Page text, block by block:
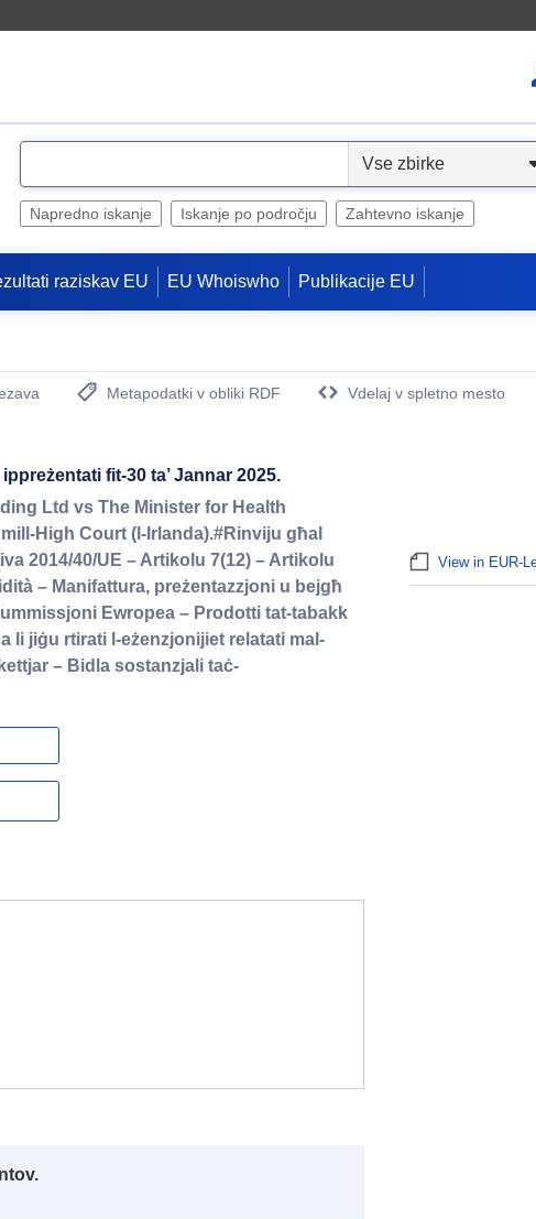
e
Napredno iskanje Iskanje po področju Zahtevno iskanje
raziskav EU EU Whoiswho Publikacije EU
Metapodatki v obliki RDF
Vdelaj v spletno mesto
fit-30 ta’ Jannar 2025.
Ltd vs The Minister for Health
High Court (l-Irlanda).#Rinviju għal
2014/40/UE – Artikolu 7(12) – Artikolu
– Manifattura, preżentazzjoni u bejgħ
Ewropea – Prodotti tat-tabakk
li jiġu rtirati l-eżenzjonijiet relatati mal-
– Bidla sostanzjali taċ-
View in EUR-